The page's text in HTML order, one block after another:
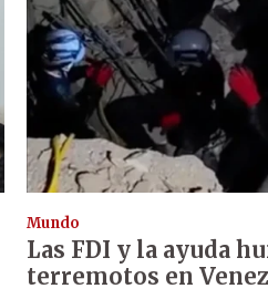
Mundo
Las FDI y la ayuda
terremotos en